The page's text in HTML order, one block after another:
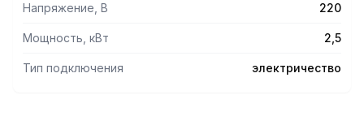
Напряжение, В 220
Мощность, кВт 2,5
Тип подключения электричество